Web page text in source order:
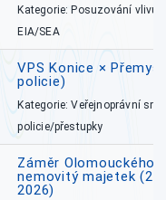
Kategorie: Posuzování vlivů
EIA/SEA
VPS Konice ×
policie)
Kategorie: Veřejnoprávní
policie/přestupky
Záměr Olomouckého
nemovitý majetek
2026)